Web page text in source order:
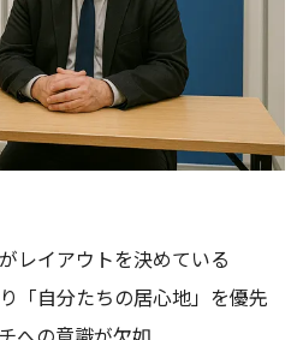
レイアウトを決めている
「自分たちの居心地」を優先